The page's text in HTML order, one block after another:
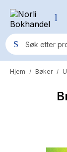
Populære søk
Fury
Hjem / Bøker /